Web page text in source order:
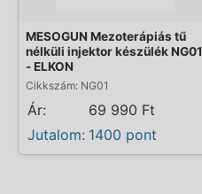
MESOGUN Mezoterápiás tű
nélküli injektor készülék NG01
- ELKON
Cikkszám: NG01
Ár:
69 990 Ft
Jutalom: 1400 pont